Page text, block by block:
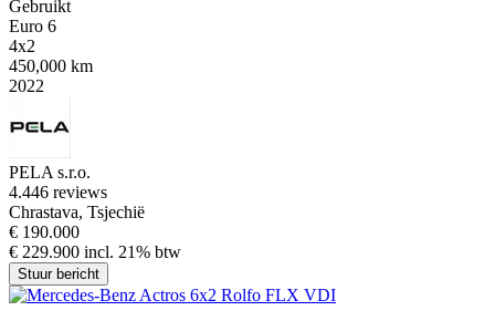
Gebruikt
Euro 6
4x2
450,000 km
2022
PELA s.r.o.
4.446 reviews
Chrastava, Tsjechië
€ 190.000
€ 229.900 incl. 21% btw
Stuur bericht